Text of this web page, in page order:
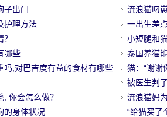
流浪猫叼
惊吓又心
一出生差
哭了！！
小短腿和
泰国养猫
的！
猫：“谢谢
被医生判
逆袭了！！
流浪猫妈
又暖又心
​“给猫买了
子出门
护理方法
哪些
吗,对巴吉度有益的食材有哪些
你会怎么做？
的身体状况